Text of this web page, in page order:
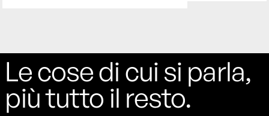
Le cose di cui si parla,
più tutto il resto.